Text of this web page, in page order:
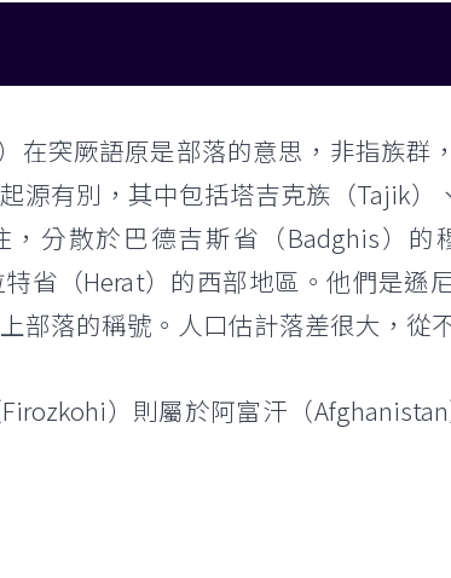
在突厥語原是部落的意思，非指族
源有別，其中包括塔吉克族（Tajik
分散於巴德吉斯省（Badghis）的
特省（Herat）的西部地區。他們是
部落的稱號。人口估計落差很大，從
）則屬於阿富汗（